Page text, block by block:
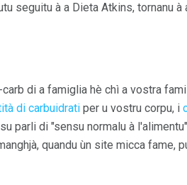
seguitu à a Dieta Atkins, tornanu à
di a famiglia hè chì a vostra
di carbuidrati per u vostru corpu, i
parli di "sensu normalu à
quandu ùn site micca fame,